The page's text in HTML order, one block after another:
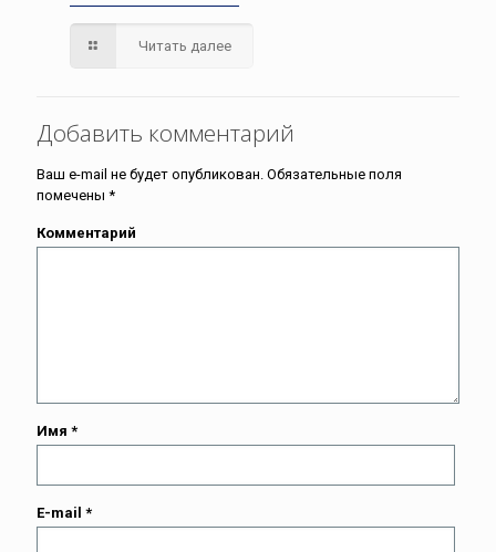
Читать далее
Добавить комментарий
Ваш e-mail не будет опубликован. Обязательные поля
помечены *
Комментарий
Имя *
E-mail *